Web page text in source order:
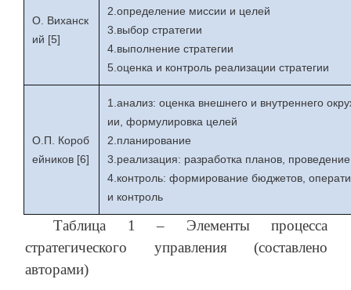
О. Виханск
ий [5]
2.определение миссии и целей
3.выбор стратегии
4.выполнение стратегии
5.оценка и контроль реализации стратегии
О.П. Короб
ейников [6]
1.анализ: оценка внешнего и внутреннего
ии, формулировка целей
2.планирование
3.реализация: разработка планов,
4.контроль: формирование бюджетов,
и контроль
Таблица 1 – Элементы процесса
стратегического управления (составлено
авторами)